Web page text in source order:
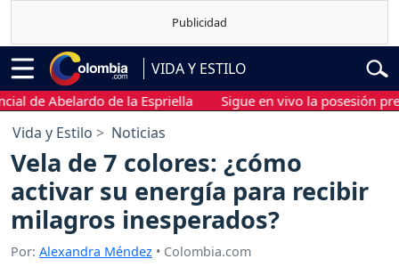
VIDA Y ESTILO
Abelardo de la Espriella Sigue en vivo la posesión
Vida y Estilo Noticias
Vela de 7 colores: ¿cómo
activar su energía para recibir
milagros inesperados?
Por: Alexandra Méndez • Colombia.com